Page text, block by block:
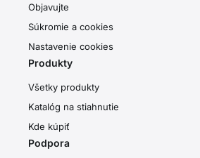
Objavujte
Súkromie a cookies
Nastavenie cookies
Produkty
Všetky produkty
Katalóg na stiahnutie
Kde kúpiť
Podpora